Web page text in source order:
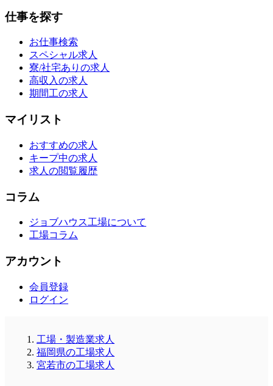
仕事を探す
お仕事検索
スペシャル求人
寮/社宅ありの求人
高収入の求人
期間工の求人
マイリスト
おすすめの求人
キープ中の求人
求人の閲覧履歴
コラム
ジョブハウス工場について
工場コラム
アカウント
会員登録
ログイン
工場・製造業求人
福岡県の工場求人
宮若市の工場求人